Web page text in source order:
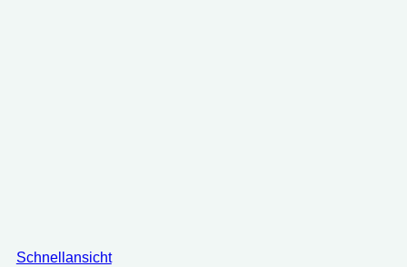
Schnellansicht